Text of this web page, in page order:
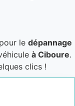
pour le dépannage
à Ciboure.
clics !